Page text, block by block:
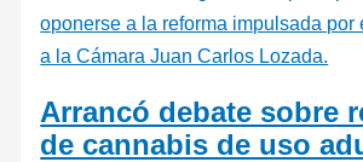
Arrancó debate sobre
de cannabis de uso